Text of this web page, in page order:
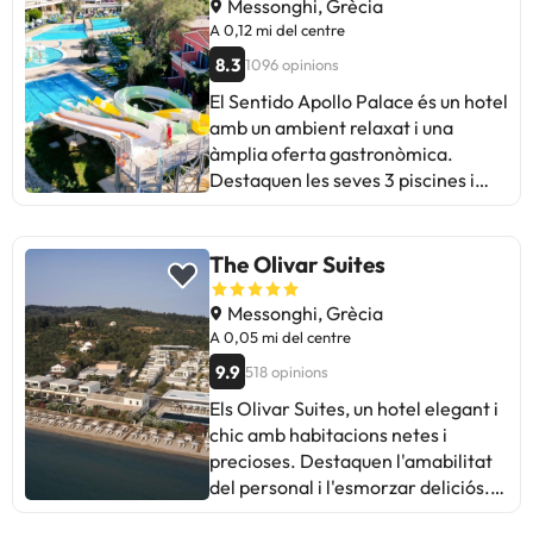
Messonghi, Grècia
A 0,12 mi del centre
8.3 1096 opinions
El Sentido Apollo Palace és un hotel
amb un ambient relaxat i una
àmplia oferta gastronòmica.
Destaquen les seves 3 piscines i
botigues i la platja. Alguns
mencionen problemes de neteja a
les habitacions i el servei. En
general, és ideal per a famílies amb
nens, amb entreteniment variat i
personal amable. La varietat
d'activitats, els jardins ben cuidats i
l'accés fàcil a la platja són punts
forts. Malgrat algunes crítiques, la
majoria gaudeix de l'estada i
The Olivar Suites
Messonghi, Grècia
A 0,05 mi del centre
9.9 518 opinions
Els Olivar Suites, un hotel elegant i
chic amb habitacions netes i
precioses. Destaquen l'amabilitat
del personal i l'esmorzar deliciós.